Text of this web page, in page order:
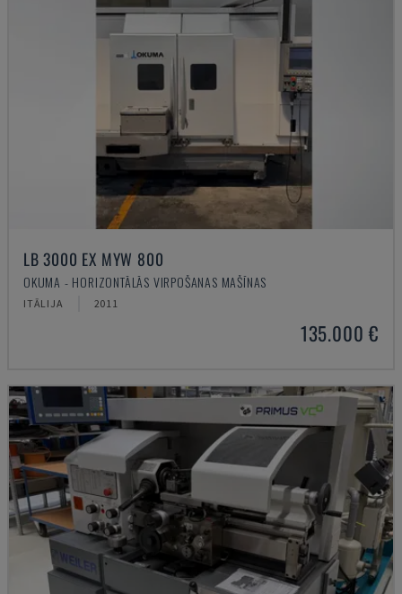
LB 3000 EX MYW 800
OKUMA - HORIZONTĀLĀS VIRPOŠANAS MAŠĪNAS
ITĀLIJA 2011
135.000 €